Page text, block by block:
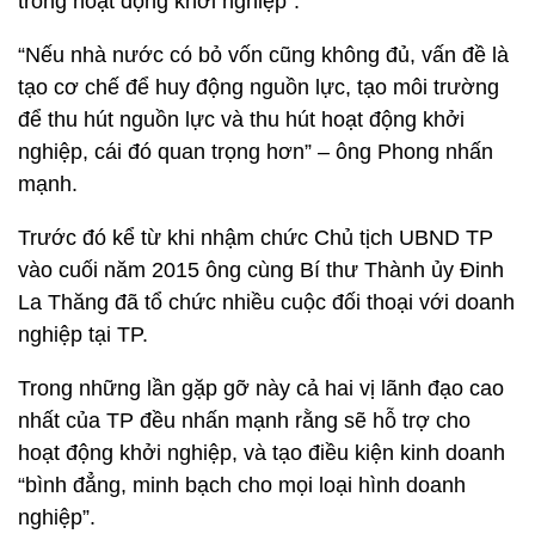
“Nếu nhà nước có bỏ vốn cũng không đủ, vấn đề là
tạo cơ chế để huy động nguồn lực, tạo môi trường
để thu hút nguồn lực và thu hút hoạt động khởi
nghiệp, cái đó quan trọng hơn” – ông Phong nhấn
mạnh.
Trước đó kể từ khi nhậm chức Chủ tịch UBND TP
vào cuối năm 2015 ông cùng Bí thư Thành ủy Đinh
La Thăng đã tổ chức nhiều cuộc đối thoại với doanh
nghiệp tại TP.
Trong những lần gặp gỡ này cả hai vị lãnh đạo cao
nhất của TP đều nhấn mạnh rằng sẽ hỗ trợ cho
hoạt động khởi nghiệp, và tạo điều kiện kinh doanh
“bình đẳng, minh bạch cho mọi loại hình doanh
nghiệp”.